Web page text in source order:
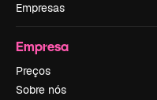
Empresas
Empresa
Preços
Sobre nós